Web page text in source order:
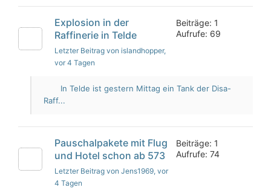
Explosion in der
Raffinerie in Telde
Letzter Beitrag von islandhopper,
vor 4 Tagen
Beiträge: 1
Aufrufe: 69
In Telde ist gestern Mittag ein Tank der Disa-
Raff...
Pauschalpakete mit Flug
und Hotel schon ab 573
Letzter Beitrag von Jens1969, vor
4 Tagen
Beiträge: 1
Aufrufe: 74